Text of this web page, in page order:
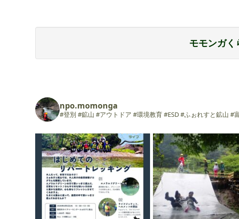
モモンガ
npo.momonga
#登別 #鉱山 #アウトドア #環境教育 #ESD #ふぉれすと鉱山 #